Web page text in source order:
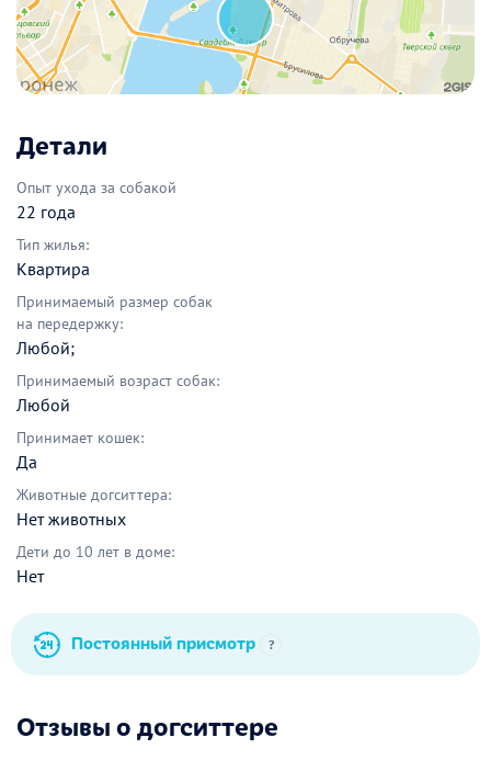
Детали
Опыт ухода за собакой
22 года
Тип жилья:
Квартира
Принимаемый размер собак
на передержку:
Любой;
Принимаемый возраст собак:
Любой
Принимает кошек:
Да
Животные догситтера:
Нет животных
Дети до 10 лет в доме:
Нет
Постоянный присмотр ?
Отзывы о догситтере